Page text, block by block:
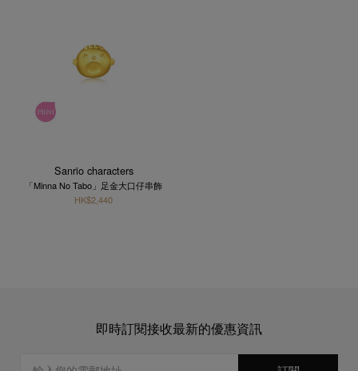
Sanrio characters
「Minna No Tabo」足金大口仔串飾
HK$2,440
即時訂閱接收最新的優惠資訊